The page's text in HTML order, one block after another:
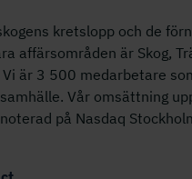
kretslopp och de
affärsområden är Skog,
är 3 500 medarbetare
Vår omsättning
på Nasdaq